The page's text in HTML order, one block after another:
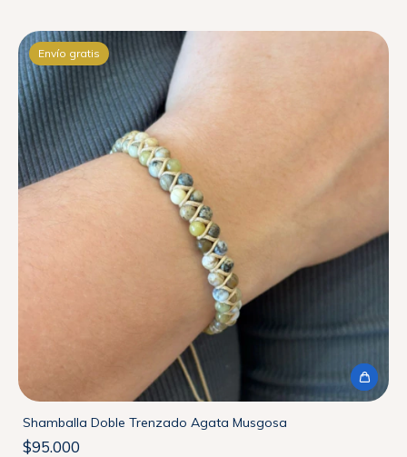
Envío gratis
Shamballa Doble Trenzado Agata Musgosa
$95.000